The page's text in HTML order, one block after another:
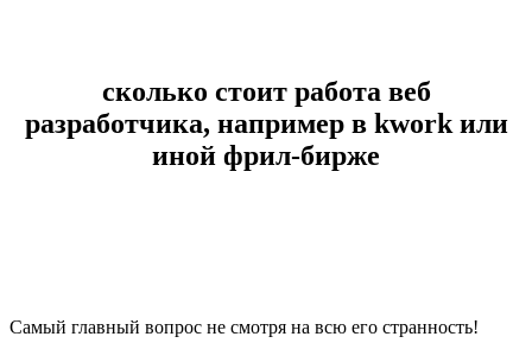
сколько стоит работа веб
разработчика, например в kwork или
иной фрил-бирже
Самый главный вопрос не смотря на всю его странность!